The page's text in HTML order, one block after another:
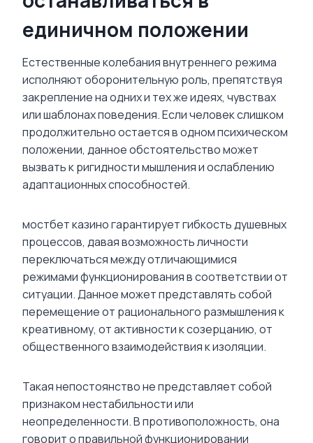
единичном положении
Естественные колебания внутреннего режима
исполняют оборонительную роль, препятствуя
закрепление на одних и тех же идеях, чувствах
или шаблонах поведения. Если человек слишком
продолжительно остается в одном психическом
положении, данное обстоятельство может
вызвать к ригидности мышления и ослаблению
адаптационных способностей.
мостбет казино гарантирует гибкость душевных
процессов, давая возможность личности
переключаться между отличающимися
режимами функционирования в соответствии от
ситуации. Данное может представлять собой
перемещение от рационального размышления к
креативному, от активности к созерцанию, от
общественного взаимодействия к изоляции.
Такая непостоянство не представляет собой
признаком нестабильности или
неопределенности. В противоположность, она
говорит о правильной функционировании